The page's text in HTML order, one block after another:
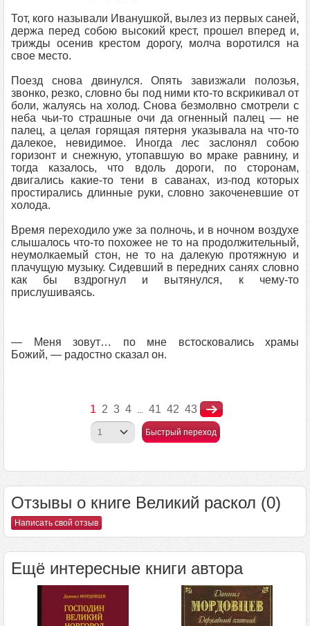
Тот, кого называли Иванушкой, вылез из первых саней,
держа перед собою высокий крест, прошел вперед и,
трижды осенив крестом дорогу, молча воротился на
свое место.
Поезд снова двинулся. Опять завизжали полозья,
звонко, резко, словно бы под ними кто-то вскрикивал от
боли, жалуясь на холод. Снова безмолвно смотрели с
неба чьи-то страшные очи да огненный палец — не
палец, а целая горящая пятерня указывала на что-то
далекое, невидимое. Иногда лес заслонял собою
горизонт и снежную, утопавшую во мраке равнину, и
тогда казалось, что вдоль дороги, по сторонам,
двигались какие-то тени в саванах, из-под которых
простирались длинные руки, словно закоченевшие от
холода.
Время переходило уже за полночь, и в ночном воздухе
слышалось что-то похожее не то на продолжительный,
неумолкаемый стон, не то на далекую протяжную и
плачущую музыку. Сидевший в передних санях словно
как бы вздрогнул и вытянулся, к чему-то
прислушиваясь.
— Меня зовут… по мне встосковались храмы
Божий, — радостно сказал он.
1 2 3 4 ... 41 42 43
Быстрый переход
Отзывы о книге Великий раскол (0)
Написать свой отзыв
Ещё интересные книги автора